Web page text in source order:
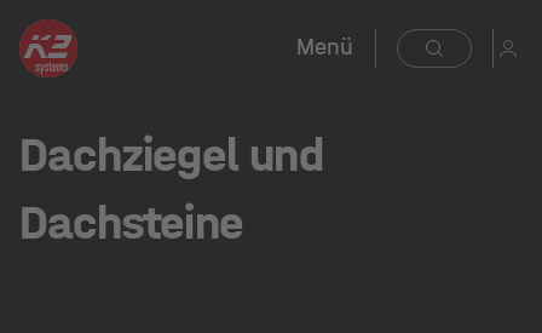
Menü
Dachziegel und
Dachsteine